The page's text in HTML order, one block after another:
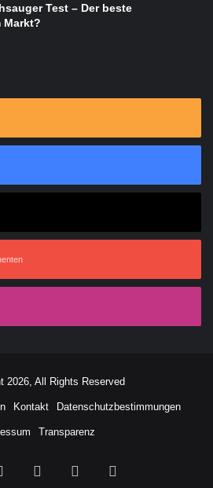
Test – Der beste
Markt?
2026, All Rights Reserved
Kontakt Datenschutzbestimmungen
Transparenz
YouTube